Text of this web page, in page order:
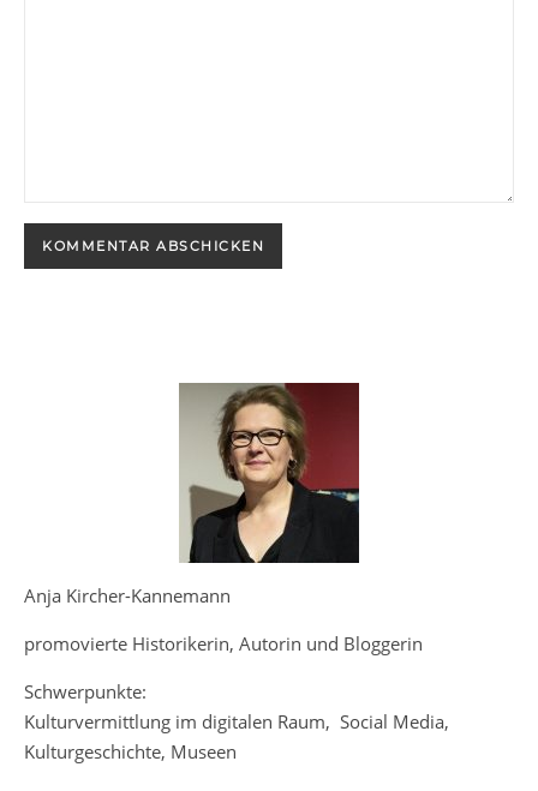
Anja Kircher-Kannemann
promovierte Historikerin, Autorin und Bloggerin
Schwerpunkte:
Kulturvermittlung im digitalen Raum, Social Media,
Kulturgeschichte, Museen